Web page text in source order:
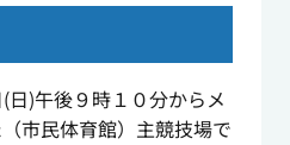
(日)午後９時１０分からメ
市民体育館）主競技場で